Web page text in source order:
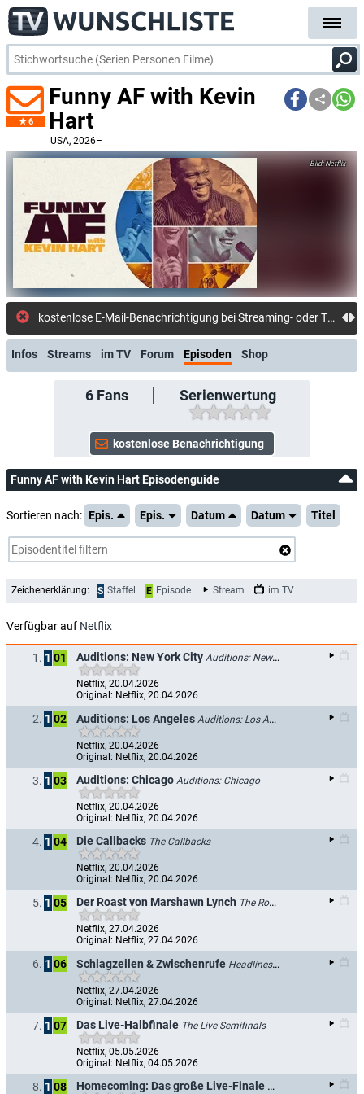
6
Funny AF with Kevin
Hart
USA, 2026–
Netflix
kostenlose E-Mail-Benachrichtigung bei Streaming- oder TV-Start
Infos Streams im TV Forum Episoden Shop
6Fans Serienwertung
Funny AF with Kevin Hart Episodenguide
Sortieren nach: Epis. Epis. Datum Datum Titel
Zeichenerklärung: S Staffel E Episode Stream im TV
Verfügbar auf Netflix
1. 1 01 Auditions: New York City Auditions: New York City
Netflix, 20.04.2026
Original: Netflix, 20.04.2026
2. 1 02 Auditions: Los Angeles Auditions: Los Angeles
Netflix, 20.04.2026
Original: Netflix, 20.04.2026
3. 1 03 Auditions: Chicago Auditions: Chicago
Netflix, 20.04.2026
Original: Netflix, 20.04.2026
4. 1 04 Die Callbacks The Callbacks
Netflix, 20.04.2026
Original: Netflix, 20.04.2026
5. 1 05 Der Roast von Marshawn Lynch The Roast of Marshawn Lynch
Netflix, 27.04.2026
Original: Netflix, 27.04.2026
6. 1 06 Schlagzeilen & Zwischenrufe Headlines & Heckles
Netflix, 27.04.2026
Original: Netflix, 27.04.2026
7. 1 07 Das Live-Halbfinale The Live Semifinals
Netflix, 05.05.2026
Original: Netflix, 04.05.2026
8. 1 08 Homecoming: Das große Live-Finale Homecoming: The